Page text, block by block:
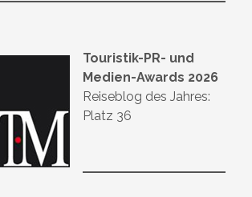
Touristik-PR- und
Medien-Awards 2026
Reiseblog des Jahres:
Platz 36